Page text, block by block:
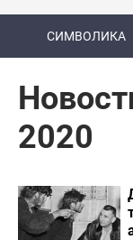
СИМВОЛИКА
2020